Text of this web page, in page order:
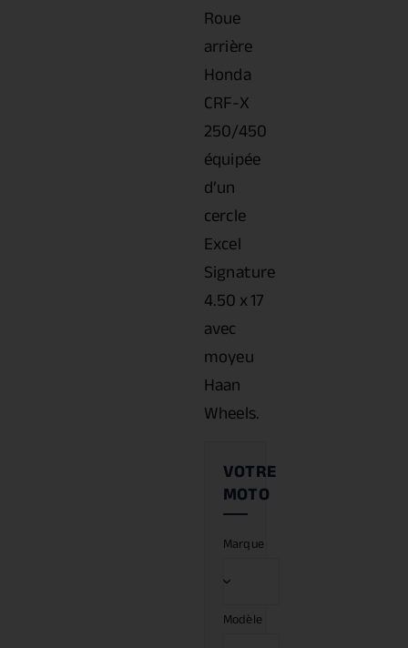
Roue
arrière
Honda
CRF-X
250/450
équipée
d’un
cercle
Excel
Signature
4.50 x 17
avec
moyeu
Haan
Wheels.
Marque
Modèle